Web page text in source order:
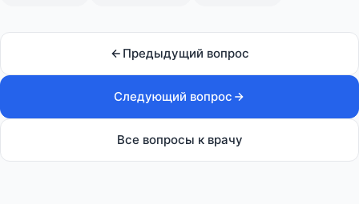
Предыдущий вопрос
Следующий вопрос
Все вопросы к врачу